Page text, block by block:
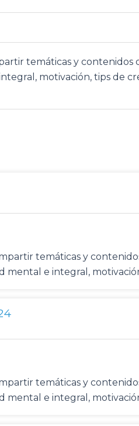
temáticas y
motivación, tips de
temáticas y
mental e integral,
temáticas y
mental e integral,